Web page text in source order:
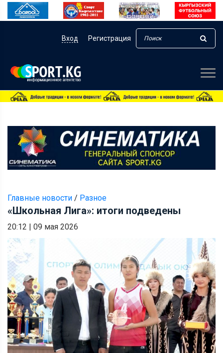
Вход Регистрация
Главные новости / Разное
«Школьная Лига»: итоги подведены
20:12 | 09 мая 2026